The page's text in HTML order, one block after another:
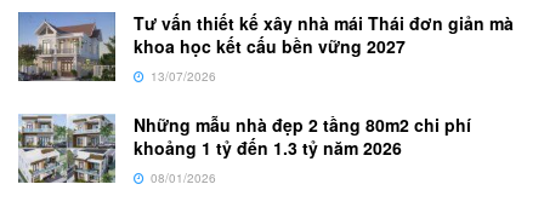
Tư vấn thiết kế xây nhà mái Thái đơn giản mà
khoa học kết cấu bền vững 2027
13/07/2026
Những mẫu nhà đẹp 2 tầng 80m2 chi phí
khoảng 1 tỷ đến 1.3 tỷ năm 2026
08/01/2026